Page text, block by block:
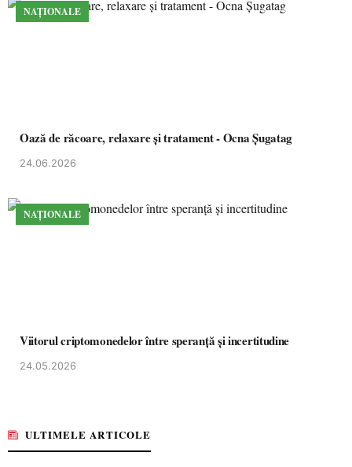
NAȚIONALE
Oază de răcoare, relaxare și tratament - Ocna Șugatag
24.06.2026
NAȚIONALE
Viitorul criptomonedelor între speranță și incertitudine
24.05.2026
ULTIMELE ARTICOLE